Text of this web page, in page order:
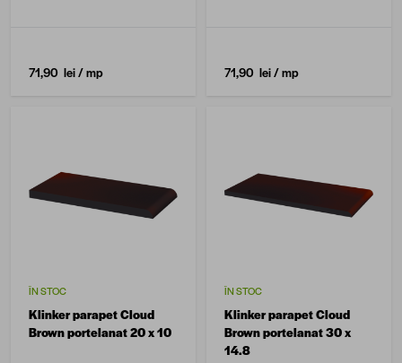
71,90 lei/ mp 71,90 lei/ mp
ÎN STOC
Klinker parapet Cloud
Brown portelanat 20 x 10
ÎN STOC
Klinker parapet Cloud
Brown portelanat 30 x
14.8